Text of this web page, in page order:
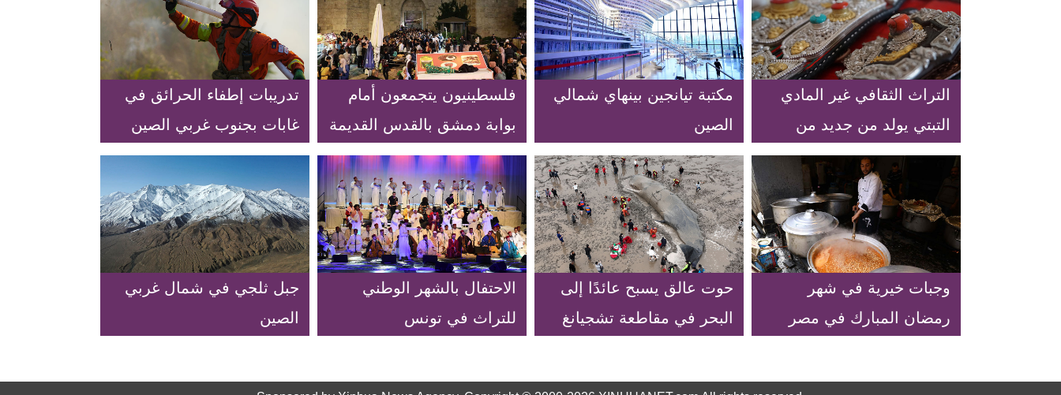
التراث الثقافي غير المادي
التبتي يولد من جديد من
خلال الوراثة
مكتبة تيانجين بينهاي شمالي
الصين
فلسطينيون يتجمعون أمام
بوابة دمشق بالقدس القديمة
تدريبات إطفاء الحرائق في
غابات بجنوب غربي الصين
وجبات خيرية في شهر
رمضان المبارك في مصر
حوت عالق يسبح عائدًا إلى
البحر في مقاطعة تشجيانغ
الاحتفال بالشهر الوطني
للتراث في تونس
جبل ثلجي في شمال غربي
الصين